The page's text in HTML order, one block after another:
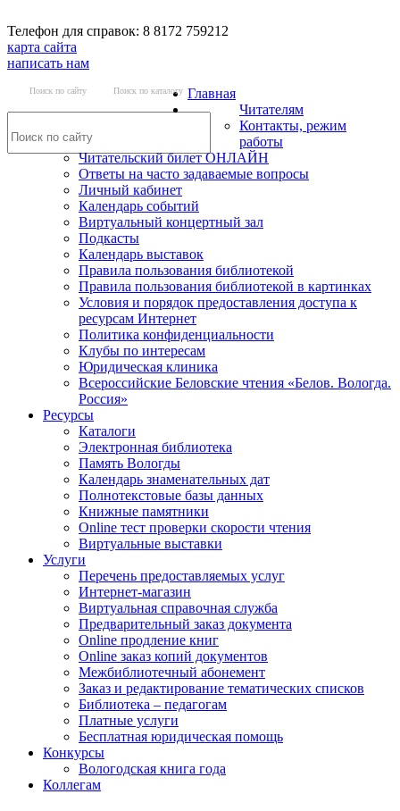
Телефон для справок: 8 8172 759212
карта сайта
написать нам
Поиск по сайту Поиск по каталогу Главная
Читателям
Контакты, режим
работы
Читательский билет ОНЛАЙН
Ответы на часто задаваемые вопросы
Личный кабинет
Календарь событий
Виртуальный концертный зал
Подкасты
Календарь выставок
Правила пользования библиотекой
Правила пользования библиотекой в картинках
Условия и порядок предоставления доступа к
ресурсам Интернет
Политика конфиденциальности
Клубы по интересам
Юридическая клиника
Всероссийские Беловские чтения «Белов. Вологда.
Россия»
Ресурсы
Каталоги
Электронная библиотека
Память Вологды
Календарь знаменательных дат
Полнотекстовые базы данных
Книжные памятники
Online тест проверки скорости чтения
Виртуальные выставки
Услуги
Перечень предоставляемых услуг
Интернет-магазин
Виртуальная справочная служба
Предварительный заказ документа
Online продление книг
Online заказ копий документов
Межбиблиотечный абонемент
Заказ и редактирование тематических списков
Библиотека – педагогам
Платные услуги
Бесплатная юридическая помощь
Конкурсы
Вологодская книга года
Коллегам